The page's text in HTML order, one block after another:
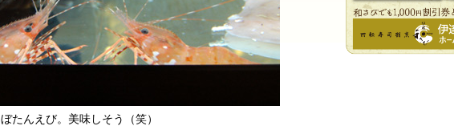
ぼたんえび。美味しそう（笑）